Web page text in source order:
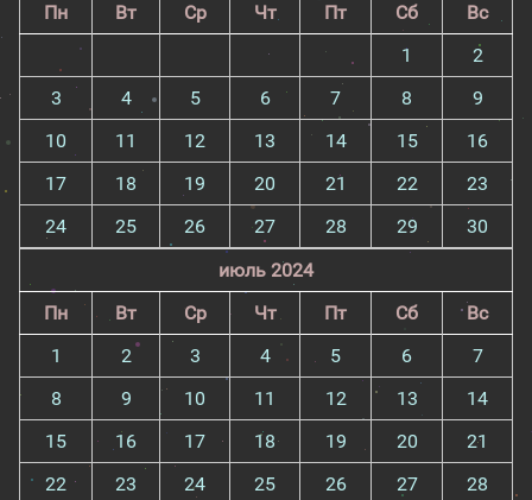
Пн
Вт Ср Чт Пт Сб
Вс
1
2
3
4 5 6 7 8
9
10
11 12 13 14 15
16
17
18 19 20 21 22
23
24
25 26 27 28 29
30
июль 2024
Пн
Вт Ср Чт Пт Сб
Вс
1
2 3 4 5 6
7
8
9 10 11 12 13
14
15
16 17 18 19 20
21
22
23 24 25 26 27
28